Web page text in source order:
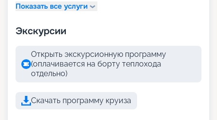
Показать все услуги
Экскурсии
Открыть экскурсионную программу
(оплачивается на борту теплохода
отдельно)
Скачать программу круиза